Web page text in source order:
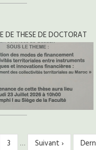
DE THESE DE DOCTORAT
Page
3 …
Page
Suivant ›